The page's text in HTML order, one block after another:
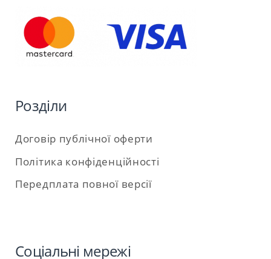
Розділи
Договір публічної оферти
Політика конфіденційності
Передплата повної версії
Соціальні мережі